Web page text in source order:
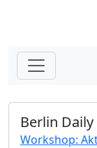
Berlin Daily
Workshop: